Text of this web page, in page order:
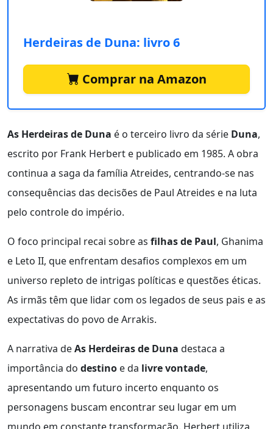
Herdeiras de Duna: livro 6
Comprar na Amazon
As Herdeiras de Duna é o terceiro livro da série Duna,
escrito por Frank Herbert e publicado em 1985. A obra
continua a saga da família Atreides, centrando-se nas
consequências das decisões de Paul Atreides e na luta
pelo controle do império.
O foco principal recai sobre as filhas de Paul, Ghanima
e Leto II, que enfrentam desafios complexos em um
universo repleto de intrigas políticas e questões éticas.
As irmãs têm que lidar com os legados de seus pais e as
expectativas do povo de Arrakis.
A narrativa deAs Herdeiras de Duna destaca a
importância do destino e da livre vontade,
apresentando um futuro incerto enquanto os
personagens buscam encontrar seu lugar em um